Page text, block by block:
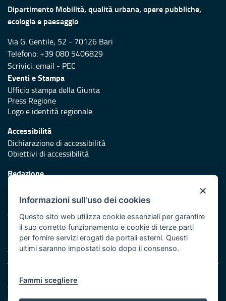
Dipartimento Mobilità, qualità urbana, opere pubbliche,
ecologia e paesaggio
Via G. Gentile, 52 - 70126 Bari
Telefono: +39 080 5406829
Scrivici:email - PEC
Eventi e Stampa
Ufficio stampa della Giunta
Press Regione
Logo e identità regionale
Accessibilità
Dichiarazione di accessibilità
Obiettivi di accessibilità
Redazione
Protezione civile
Vai al sito di Protezione Civile Puglia
Iniziativa finanziata con risorse del POR Puglia 2014/2020 -
Asse XI
Note legali
Cookie e privacy
Amministrazione trasparente
×
Informazioni sull'uso dei cookies
Questo sito web utilizza cookie essenziali per garantire
il suo corretto funzionamento e cookie di terze parti
per fornire servizi erogati da portali esterni. Questi
ultimi saranno impostati solo dopo il consenso.
Fammi scegliere